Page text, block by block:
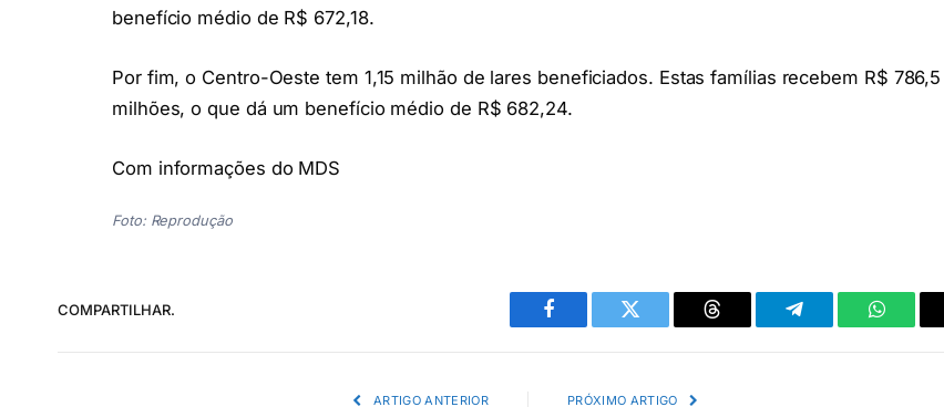
benefício médio de R$ 672,18.
Por fim, o Centro-Oeste tem 1,15 milhão de lares beneficiados. Estas famílias recebem R$ 786,5
milhões, o que dá um benefício médio de R$ 682,24.
Com informações do MDS
Foto: Reprodução
COMPARTILHAR.
Facebook Twitter Threads Telegram
ARTIGO ANTERIOR PRÓXIMO ARTIGO